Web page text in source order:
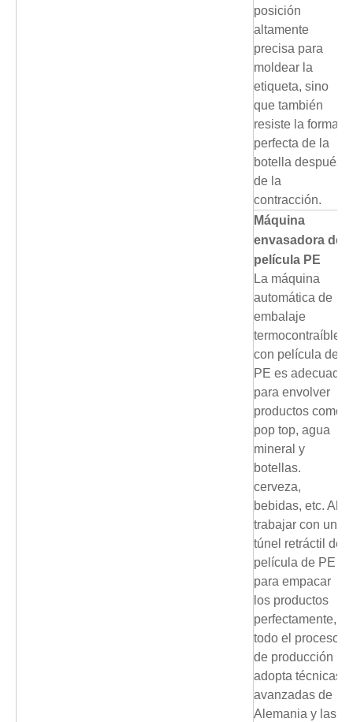
posición
altamente
precisa para
moldear la
etiqueta, sino
que también
resiste la forma
perfecta de la
botella después
de la
contracción.
Máquina
envasadora de
película PE
La máquina
automática de
embalaje
termocontraíble
con película de
PE es adecuada
para envolver
productos como
pop top, agua
mineral y
botellas.
cerveza,
bebidas, etc. Al
trabajar con un
túnel retráctil de
película de PE
para empacar
los productos
perfectamente,
todo el proceso
de producción
adopta técnicas
avanzadas de
Alemania y las